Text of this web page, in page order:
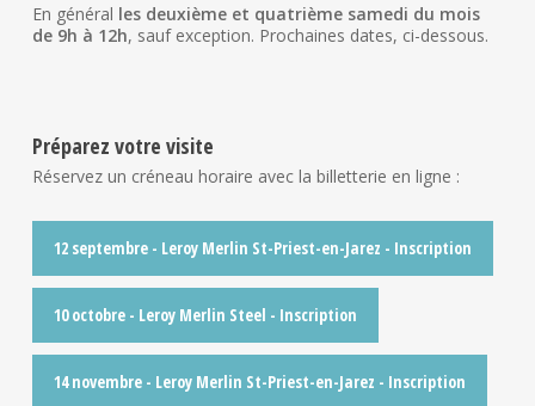
En général les deuxième et quatrième samedi du mois
de 9h à 12h, sauf exception. Prochaines dates, ci-dessous.
Préparez votre visite
Réservez un créneau horaire avec la billetterie en ligne :
12 septembre - Leroy Merlin St-Priest-en-Jarez - Inscription
10 octobre - Leroy Merlin Steel - Inscription
14 novembre - Leroy Merlin St-Priest-en-Jarez - Inscription